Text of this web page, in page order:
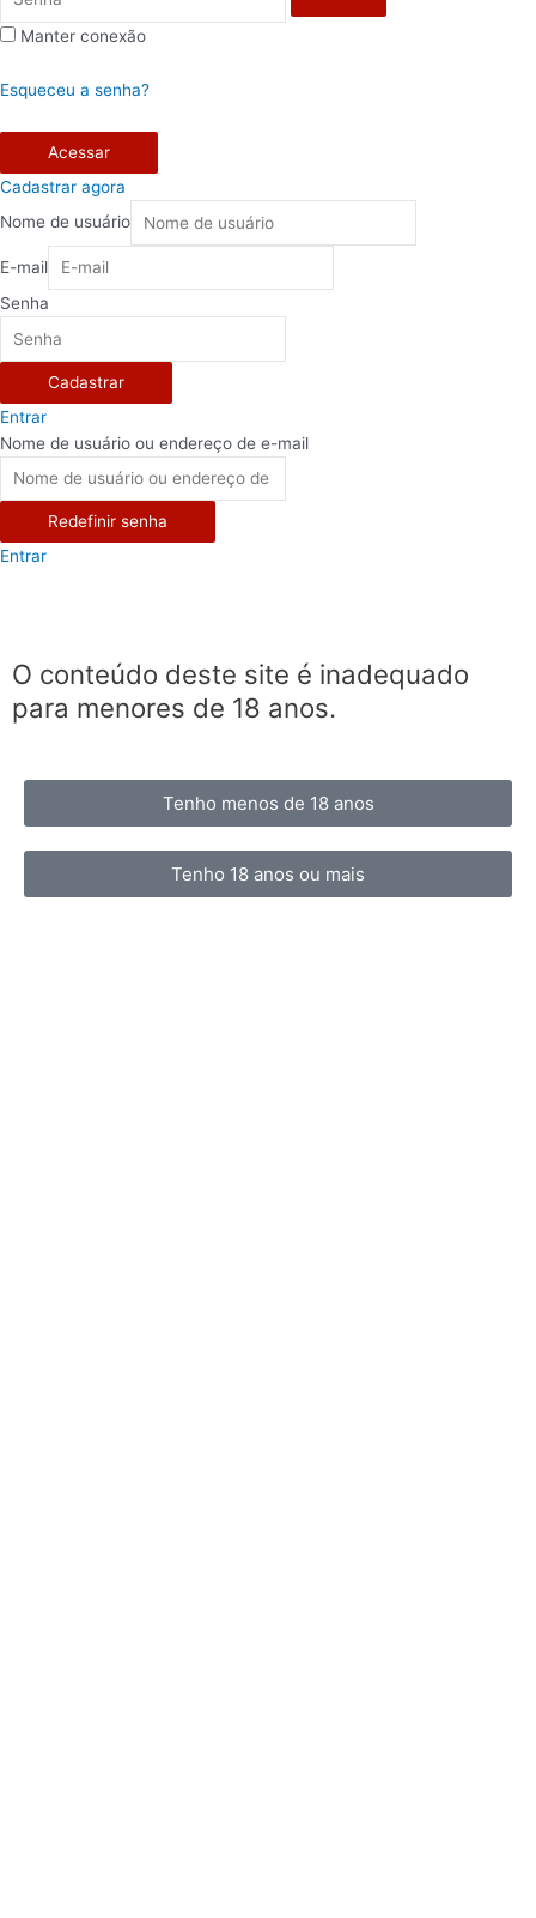
Manter conexão
Esqueceu a senha?
Acessar
Cadastrar agora
Nome de usuário
E-mail
Senha
Cadastrar
Entrar
Nome de usuário ou endereço de e-mail
Redefinir senha
Entrar
O conteúdo deste site é inadequado
para menores de 18 anos.
Tenho menos de 18 anos
Tenho 18 anos ou mais